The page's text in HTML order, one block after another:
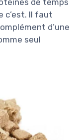
c’est. Il faut
d’une
seul